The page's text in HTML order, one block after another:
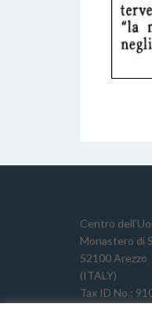
Centro
Monastero di
52100 Arezzo
(ITALY)
Tax ID No.: